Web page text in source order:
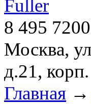
8 495
Москва,
д.21,
Главная →